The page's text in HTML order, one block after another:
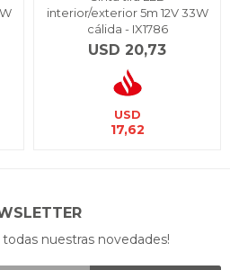
interior/exterior 5m 12V 33W
cálida - IX1786
USD 20,73
USD
17,62
todas nuestras novedades!